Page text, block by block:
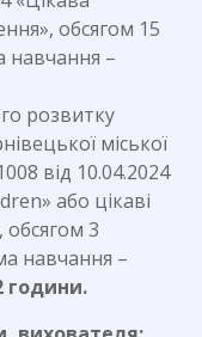
обсягом 15
навчання –
розвитку
міської
від 10.04.2024
або цікаві
обсягом 3
навчання –
години.